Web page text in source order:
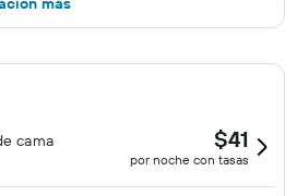
cama
$41
por noche con tasas